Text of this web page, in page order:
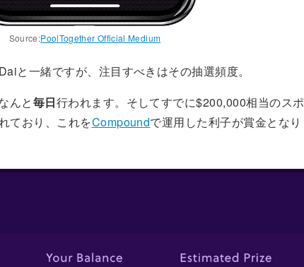
Source:PoolTogether Official Medium
と一緒ですが、注目すべきはその抽選頻度。
んと毎日行われます。そしてすでに$200,000相当のスポ
ており、これをCompoundで運用した利子が賞金となり